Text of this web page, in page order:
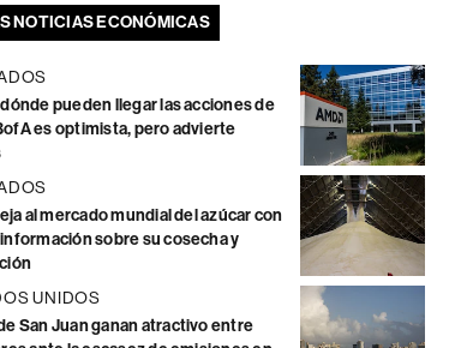
NOTICIAS ECONÓMICAS
pueden llegar las acciones de
es optimista, pero advierte
al mercado mundial del azúcar con
sobre su cosecha y
UNIDOS
San Juan ganan atractivo entre